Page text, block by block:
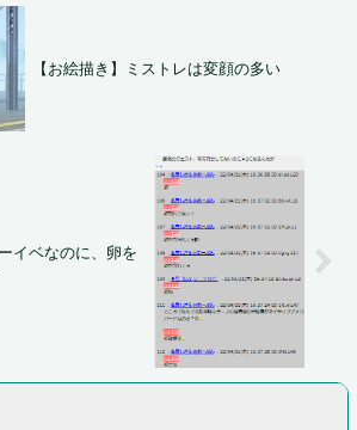
【お絵描き】ミストレは変顔の多い
イベなのに、卵を